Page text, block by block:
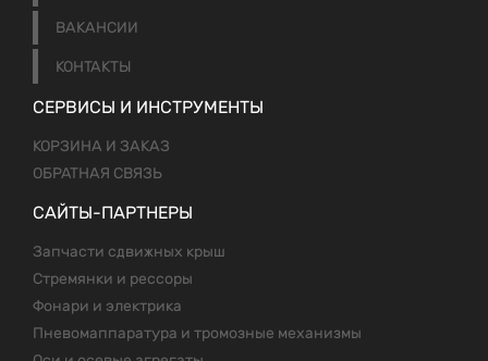
ВАКАНСИИ
КОНТАКТЫ
СЕРВИСЫ И ИНСТРУМЕНТЫ
КОРЗИНА И ЗАКАЗ
ОБРАТНАЯ СВЯЗЬ
САЙТЫ-ПАРТНЕРЫ
Запчасти сдвижных крыш
Стремянки и рессоры
Фонари и электрика
Пневомаппаратура и тромозные механизмы